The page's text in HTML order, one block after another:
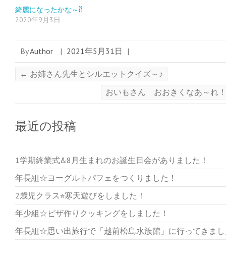
綺麗になったかな～⁇
2020年9月3日
ByAuthor | 2021年5月31日 |
← お姉さん先生とシルエットクイズ～♪
おいもさん おおきくなあ～れ
最近の投稿
1学期終業式&8月生まれのお誕生日会がありました！
年長組☆ヨーグルトパフェをつくりました！
2歳児クラス⭐︎寒天遊びをしました！
年少組☆ピザ作りクッキングをしました！
年長組☆思い出旅行で「越前松島水族館」に行ってきま